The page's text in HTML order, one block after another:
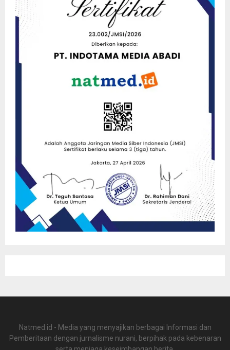
Natmed.id - Media yang menyajikan berbagai Informasi dan
Pemberitaan dengan jurnalisme nurani, berpihak pada kebenaran